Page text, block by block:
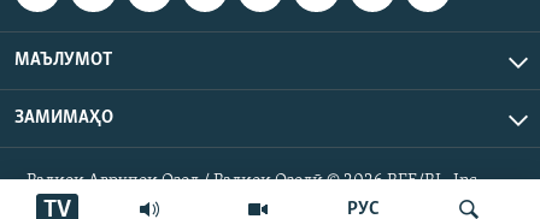
РУС
TV
МАЪЛУМОТ
ЗАМИМАҲО
Радиои Аврупои Озод / Радиои Озодӣ © 2026 RFE/RL. Inc.
Ҳамаи ҳуқуқ маҳфуз аст.